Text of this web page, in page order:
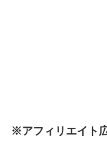
※アフィリエイト